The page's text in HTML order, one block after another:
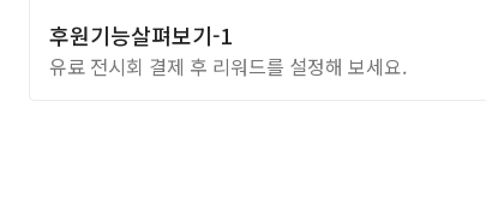
후원기능살펴보기-1
유료 전시회 결제 후 리워드를 설정해 보세요.